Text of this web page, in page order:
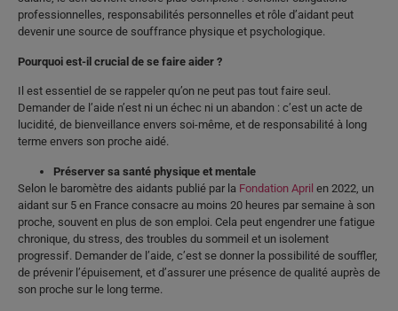
professionnelles, responsabilités personnelles et rôle d’aidant peut
devenir une source de souffrance physique et psychologique.
Pourquoi est-il crucial de se faire aider ?
Il est essentiel de se rappeler qu’on ne peut pas tout faire seul.
Demander de l’aide n’est ni un échec ni un abandon : c’est un acte de
lucidité, de bienveillance envers soi-même, et de responsabilité à long
terme envers son proche aidé.
Préserver sa santé physique et mentale
Selon le baromètre des aidants publié par la Fondation April en 2022, un
aidant sur 5 en France consacre au moins 20 heures par semaine à son
proche, souvent en plus de son emploi. Cela peut engendrer une fatigue
chronique, du stress, des troubles du sommeil et un isolement
progressif. Demander de l’aide, c’est se donner la possibilité de souffler,
de prévenir l’épuisement, et d’assurer une présence de qualité auprès de
son proche sur le long terme.